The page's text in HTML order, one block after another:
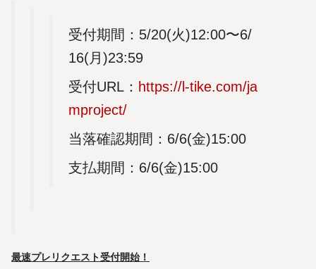
受付期間：5/20(火)12:00〜6/
16(月)23:59
受付URL： https://l-tike.com/ja
mproject/
当落確認期間：6/6(金)15:00
支払期間：6/6(金)15:00
最速プレリクエスト受付開始！